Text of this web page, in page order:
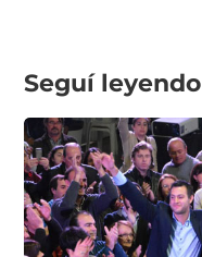
Seguí leyendo